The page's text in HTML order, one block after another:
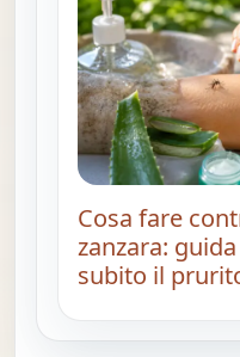
Cosa fare
zanzara:
subito il